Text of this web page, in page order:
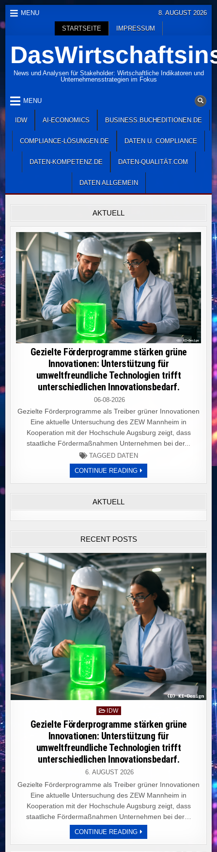
Skip
to
content
MENU
STARTSEITE IMPRESSUM
8. AUGUST 2026
News und Analysen für Stakeholder: Wirtschaftliche Indikatoren und
Unternehmensstrategien im Fokus
MENU
IDW AI-ECONOMICS BUSINESS.BUCHEDITIONEN.DE
COMPLIANCE-LÖSUNGEN.DE DATEN U. COMPLIANCE
DATEN-KOMPETENZ.DE DATEN-QUALITÄT.COM
DATEN ALLGEMEIN
AKTUELL
Gezielte Förderprogramme stärken grüne
Innovationen: Unterstützung für
umweltfreundliche Technologien trifft
unterschiedlichen Innovationsbedarf.
06-08-2026
Gezielte Förderprogramme als Treiber grüner Innovationen
Eine aktuelle Untersuchung des ZEW Mannheim in
Kooperation mit der Hochschule Augsburg zeigt, dass
staatliche Fördermaßnahmen Unternehmen bei der...
TAGGED DATEN
CONTINUE READINGGEZIELTE
FÖRDERPROGRAMME
STÄRKEN
INNOVATIONEN:
TECHNOLOGIEN
UNTERSCHIEDLICHEN
AKTUELL
RECENT POSTS
Posted
IDW
Gezielte Förderprogramme stärken grüne
Innovationen: Unterstützung für
umweltfreundliche Technologien trifft
unterschiedlichen Innovationsbedarf.
6. AUGUST 2026
Gezielte Förderprogramme als Treiber grüner Innovationen
Eine aktuelle Untersuchung des ZEW Mannheim in
Kooperation mit der Hochschule Augsburg zeigt, dass
staatliche Fördermaßnahmen Unternehmen bei der…
CONTINUE READINGGEZIELTE
FÖRDERPROGRAMME
STÄRKEN